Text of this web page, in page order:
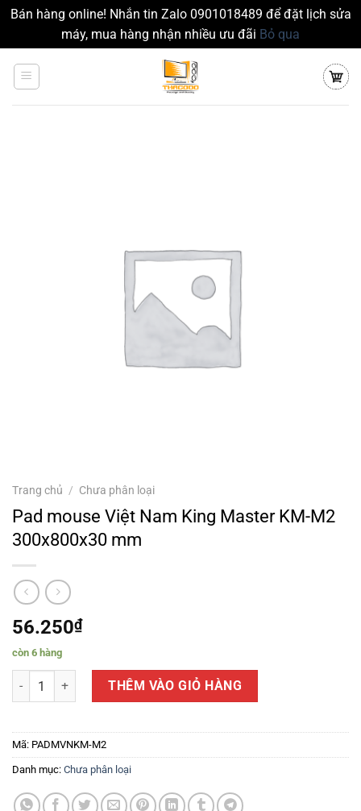
Bán hàng online! Nhắn tin Zalo 0901018489 để đặt lịch sửa
máy, mua hàng nhận nhiều ưu đãi Bỏ qua
đến
Trang chủ / Chưa phân loại
Pad mouse Việt Nam King Master KM-M2
300x800x30 mm
56.250₫
còn 6 hàng
Pad mouse Việt Nam King Master KM-M2 300x800x30 mm số lượng
THÊM VÀO GIỎ HÀNG
Mã: PADMVNKM-M2
Danh mục: Chưa phân loại